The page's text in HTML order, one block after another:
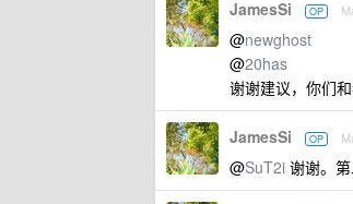
JamesSi OP
@newghost
@20has
谢谢建议，你们
JamesSi OP
@SuT2i 谢谢。